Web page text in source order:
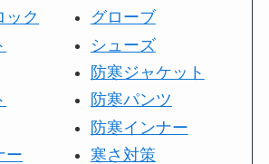
ック
ー
グローブ
シューズ
防寒ジャケット
防寒パンツ
防寒インナー
寒さ対策